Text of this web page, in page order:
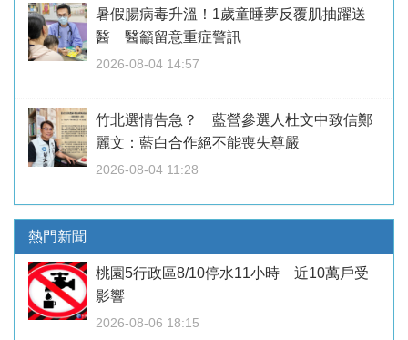
暑假腸病毒升溫！1歲童睡夢反覆肌抽躍送
醫 醫籲留意重症警訊
2026-08-04 14:57
竹北選情告急？ 藍營參選人杜文中致信鄭
麗文：藍白合作絕不能喪失尊嚴
2026-08-04 11:28
熱門新聞
桃園5行政區8/10停水11小時 近10萬戶受
影響
2026-08-06 18:15